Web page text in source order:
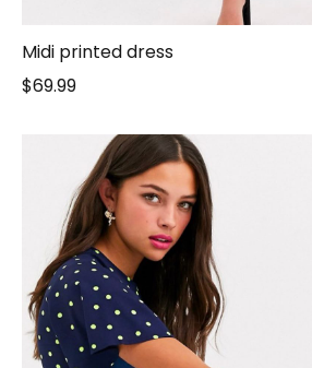
Midi printed dress
$69.99